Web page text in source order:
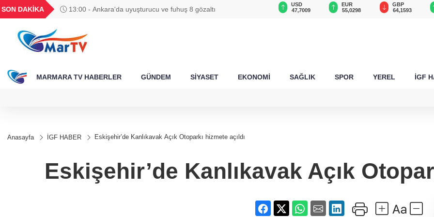
SON DAKİKA
13:00 - Kocaeli'de Seymen ve Karamürsel tünellerine konfor
BGN
27,9743
0,0018
6.615,19
13.795,55
EUR
55,0298
GBP
64,1593
CHF
58,8609
MARMARA TV HABERLER GÜNDEM SİYASET EKONOMİ SAĞLIK SPOR YEREL İGF
Anasayfa İGF HABER Eskişehir’de Kanlıkavak Açık Otoparkı hizmete açıldı
Eskişehir’de Kanlıkavak Açık